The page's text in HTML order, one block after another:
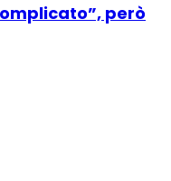
però